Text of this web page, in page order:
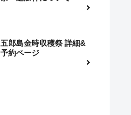
五郎島金時収穫祭 詳細&
予約ページ